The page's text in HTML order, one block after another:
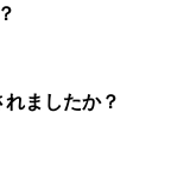
ましたか？